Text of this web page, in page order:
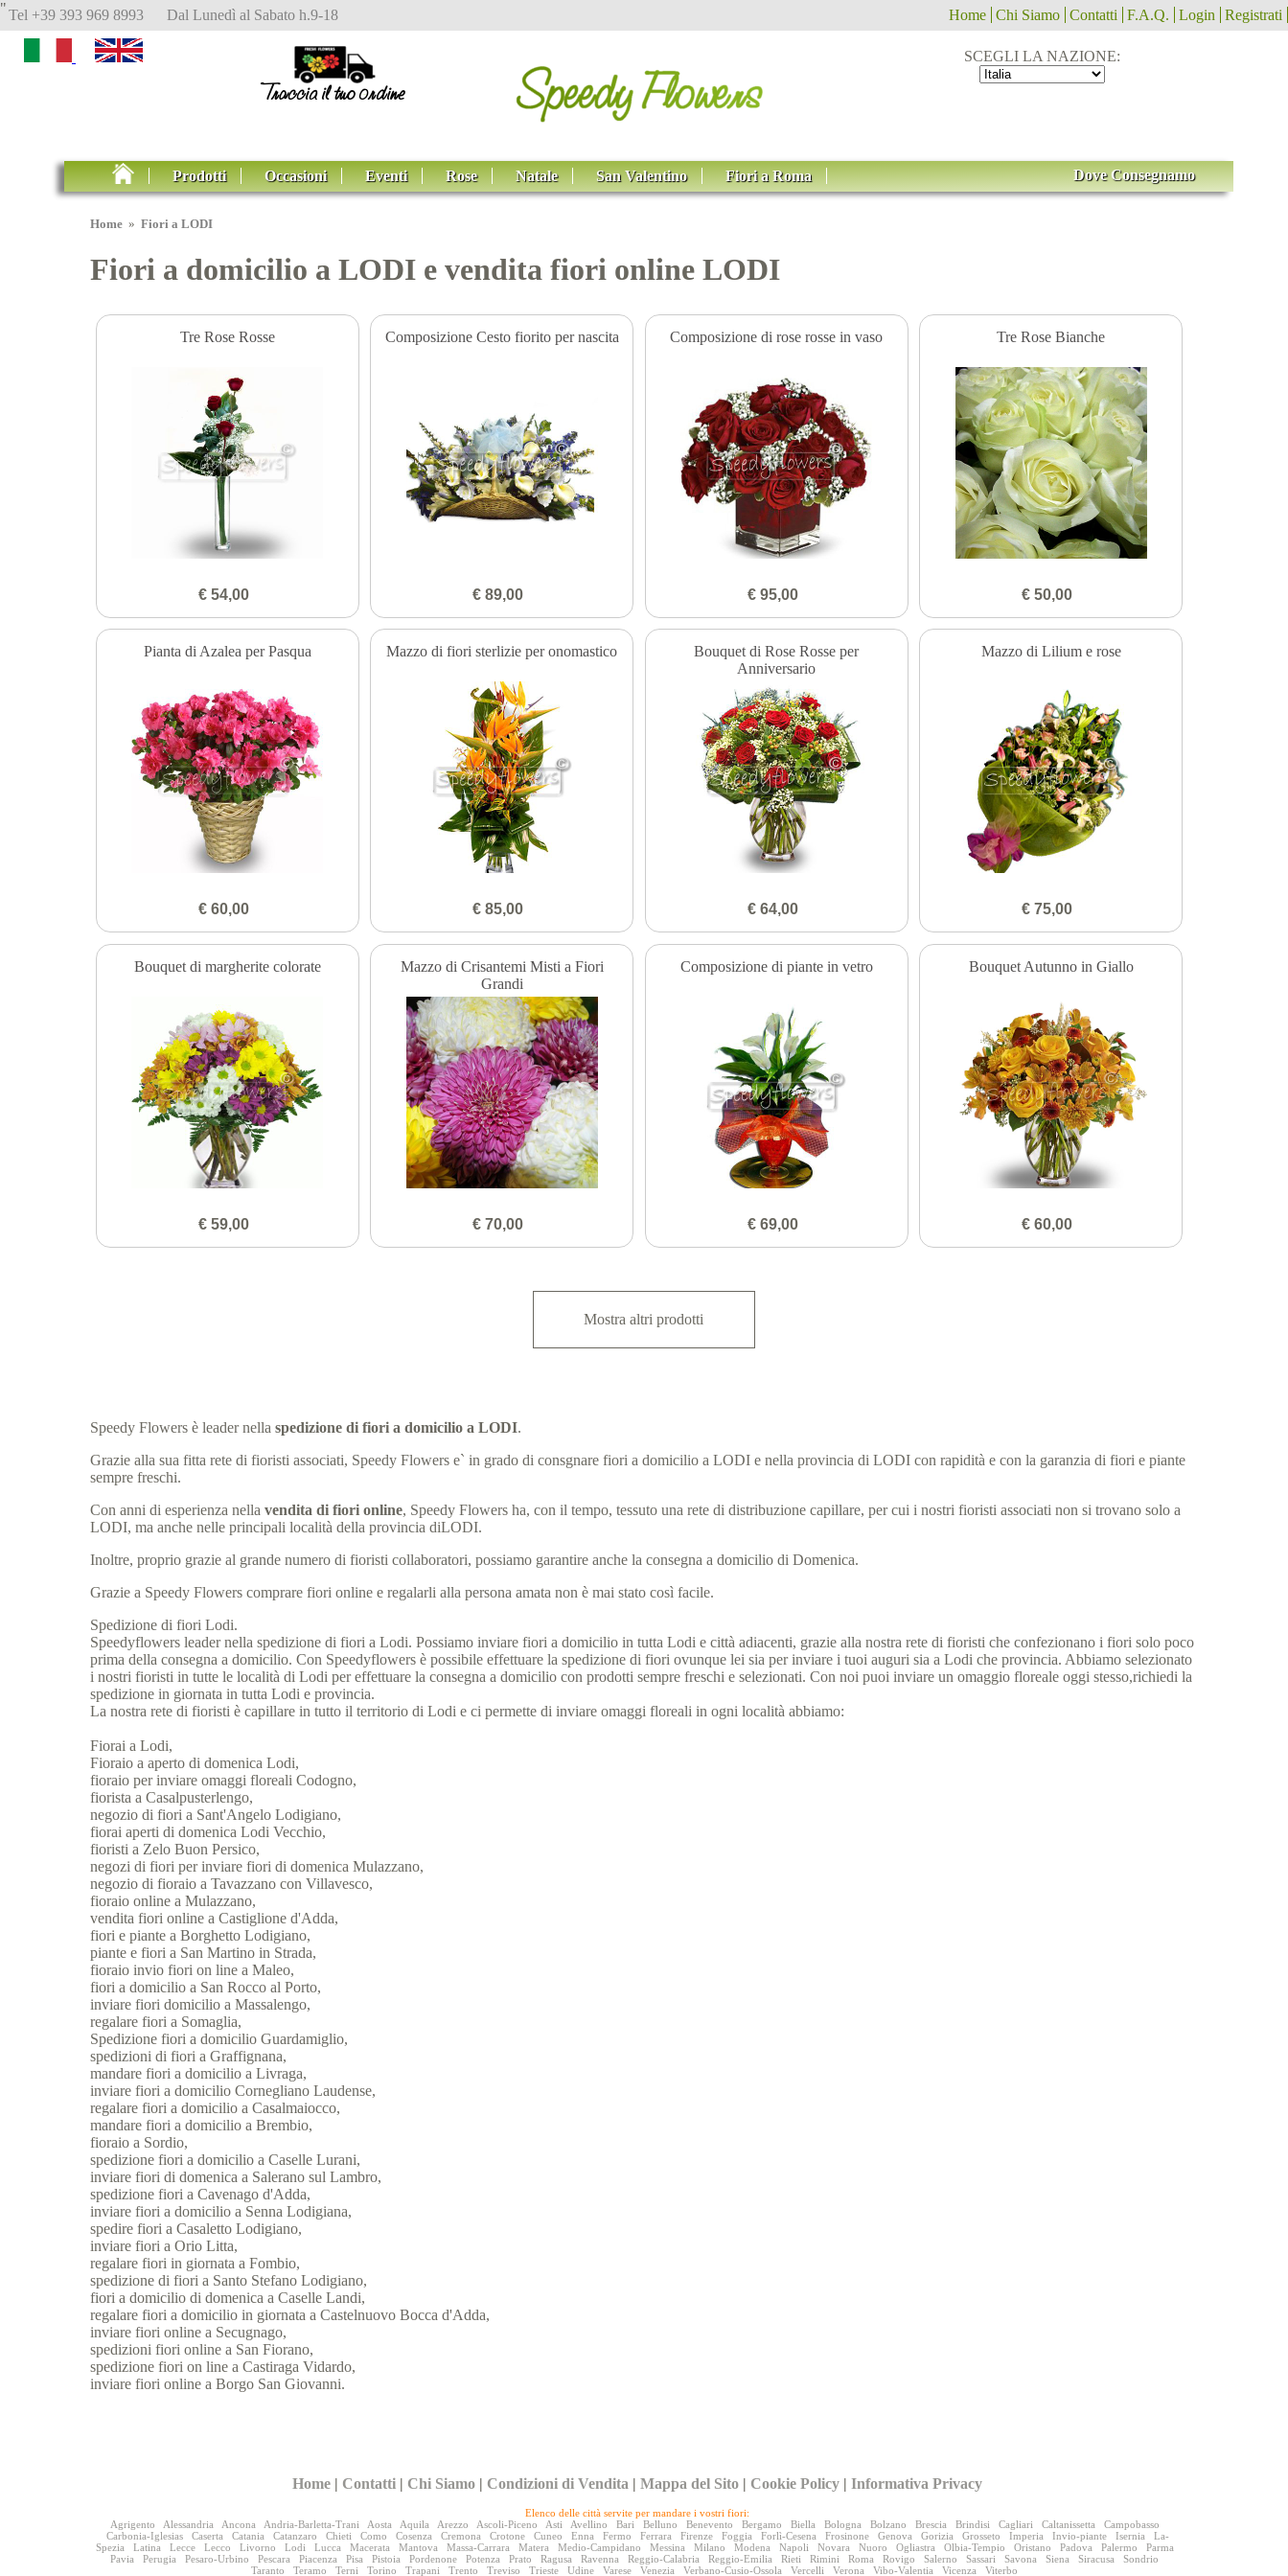
"Tel +39 393 969 8993 Dal Lunedì al Sabato h.9-18 Home Chi Siamo Contatti F.A.Q. Login Registrati
SCEGLI LA NAZIONE:
Prodotti Occasioni Eventi Rose Natale San Valentino Fiori a Roma Dove Consegnamo
Home »Fiori a LODI
Fiori a domicilio a LODI e vendita fiori online LODI
Tre Rose Rosse
€ 54,00
Composizione Cesto fiorito per nascita
€ 89,00
Composizione di rose rosse in vaso
€ 95,00
Tre Rose Bianche
€ 50,00
Pianta di Azalea per Pasqua
€ 60,00
Mazzo di fiori sterlizie per onomastico
€ 85,00
Bouquet di Rose Rosse per
Anniversario
€ 64,00
Mazzo di Lilium e rose
€ 75,00
Bouquet di margherite colorate
€ 59,00
Mazzo di Crisantemi Misti a Fiori
Grandi
€ 70,00
Composizione di piante in vetro
€ 69,00
Bouquet Autunno in Giallo
€ 60,00
Mostra altri prodotti
Speedy Flowers è leader nellaspedizione di fiori a domicilio a LODI.
Grazie alla sua fitta rete di fioristi associati, Speedy Flowers e` in grado di consgnare fiori a domicilio a LODI e nella provincia di LODI con rapidità e con la garanzia di fiori e piante
sempre freschi.
Con anni di esperienza nellavendita di fiori online, Speedy Flowers ha, con il tempo, tessuto una rete di distribuzione capillare, per cui i nostri fioristi associati non si trovano solo a
LODI, ma anche nelle principali località della provincia diLODI.
Inoltre, proprio grazie al grande numero di fioristi collaboratori, possiamo garantire anche la consegna a domicilio di Domenica.
Grazie a Speedy Flowers comprare fiori online e regalarli alla persona amata non è mai stato così facile.
Spedizione di fiori Lodi.
Speedyflowers leader nella spedizione di fiori a Lodi. Possiamo inviare fiori a domicilio in tutta Lodi e città adiacenti, grazie alla nostra rete di fioristi che confezionano i fiori solo poco
prima della consegna a domicilio. Con Speedyflowers è possibile effettuare la spedizione di fiori ovunque lei sia per inviare i tuoi auguri sia a Lodi che provincia. Abbiamo selezionato
i nostri fioristi in tutte le località di Lodi per effettuare la consegna a domicilio con prodotti sempre freschi e selezionati. Con noi puoi inviare un omaggio floreale oggi stesso,richiedi la
spedizione in giornata in tutta Lodi e provincia.
La nostra rete di fioristi è capillare in tutto il territorio di Lodi e ci permette di inviare omaggi floreali in ogni località abbiamo:
Fiorai a Lodi,
Fioraio a aperto di domenica Lodi,
fioraio per inviare omaggi floreali Codogno,
fiorista a Casalpusterlengo,
negozio di fiori a Sant'Angelo Lodigiano,
fiorai aperti di domenica Lodi Vecchio,
fioristi a Zelo Buon Persico,
negozi di fiori per inviare fiori di domenica Mulazzano,
negozio di fioraio a Tavazzano con Villavesco,
fioraio online a Mulazzano,
vendita fiori online a Castiglione d'Adda,
fiori e piante a Borghetto Lodigiano,
piante e fiori a San Martino in Strada,
fioraio invio fiori on line a Maleo,
fiori a domicilio a San Rocco al Porto,
inviare fiori domicilio a Massalengo,
regalare fiori a Somaglia,
Spedizione fiori a domicilio Guardamiglio,
spedizioni di fiori a Graffignana,
mandare fiori a domicilio a Livraga,
inviare fiori a domicilio Cornegliano Laudense,
regalare fiori a domicilio a Casalmaiocco,
mandare fiori a domicilio a Brembio,
fioraio a Sordio,
spedizione fiori a domicilio a Caselle Lurani,
inviare fiori di domenica a Salerano sul Lambro,
spedizione fiori a Cavenago d'Adda,
inviare fiori a domicilio a Senna Lodigiana,
spedire fiori a Casaletto Lodigiano,
inviare fiori a Orio Litta,
regalare fiori in giornata a Fombio,
spedizione di fiori a Santo Stefano Lodigiano,
fiori a domicilio di domenica a Caselle Landi,
regalare fiori a domicilio in giornata a Castelnuovo Bocca d'Adda,
inviare fiori online a Secugnago,
spedizioni fiori online a San Fiorano,
spedizione fiori on line a Castiraga Vidardo,
inviare fiori online a Borgo San Giovanni.
Home | Contatti | Chi Siamo | Condizioni di Vendita |Mappa del Sito | Cookie Policy |Informativa Privacy
Elenco delle città servite per mandare i vostri fiori:
Agrigento
Alessandria Ancona Andria-Barletta-Trani Aosta Aquila Arezzo Ascoli-Piceno Asti Avellino Bari Belluno Benevento Bergamo Biella Bologna Bolzano Brescia Brindisi Cagliari Caltanissetta
Campobasso
Carbonia-Iglesias
Caserta Catania Catanzaro Chieti Como Cosenza Cremona Crotone Cuneo Enna Fermo Ferrara Firenze Foggia Forlì-Cesena Frosinone Genova Gorizia Grosseto Imperia Invio-piante Isernia
La-
Spezia
Latina Lecce Lecco Livorno Lodi Lucca Macerata Mantova Massa-Carrara Matera Medio-Campidano Messina Milano Modena Napoli Novara Nuoro Ogliastra Olbia-Tempio Oristano Padova Palermo
Parma
Pavia
Perugia Pesaro-Urbino Pescara Piacenza Pisa Pistoia Pordenone Potenza Prato Ragusa Ravenna Reggio-Calabria Reggio-Emilia Rieti Rimini Roma Rovigo Salerno Sassari Savona Siena Siracusa
Sondrio
Taranto
Teramo Terni Torino Trapani Trento Treviso Trieste Udine Varese Venezia Verbano-Cusio-Ossola Vercelli Verona Vibo-Valentia Vicenza Viterbo